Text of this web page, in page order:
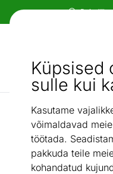
Küpsised
sulle kui
Kasutame
võimaldavad
töötada.
pakkuda teile
kohandatud
Mööbel ja
Otsi...
Kunstkiust